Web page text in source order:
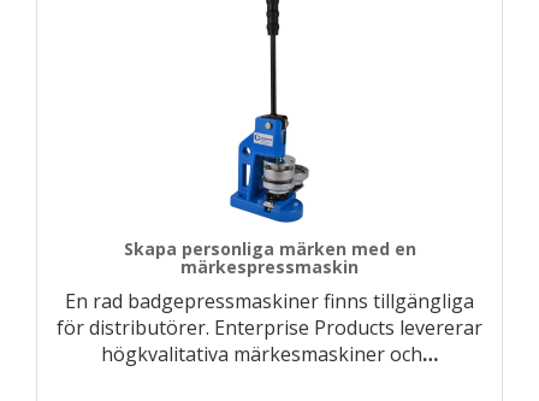
Skapa personliga märken med en
märkespressmaskin
En rad badgepressmaskiner finns tillgängliga
för distributörer. Enterprise Products levererar
högkvalitativa märkesmaskiner och…